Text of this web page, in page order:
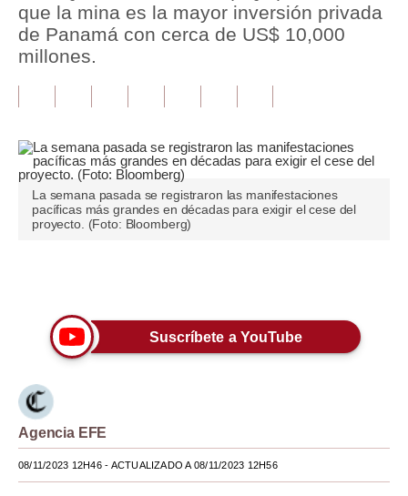
Tu Dinero
Finanzas Personales
Opinión
Editorial
Tendencias
Lujo
Viajes
Moda
que la mina es la mayor inversión privada
de Panamá con cerca de US$ 10,000
millones.
La semana pasada se registraron las manifestaciones
pacíficas más grandes en décadas para exigir el cese del
proyecto. (Foto: Bloomberg)
Suscríbete a YouTube
Agencia EFE
08/11/2023 12H46- ACTUALIZADO A 08/11/2023 12H56